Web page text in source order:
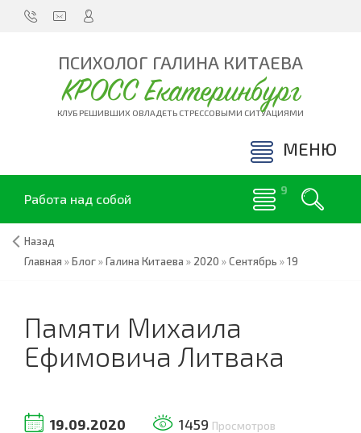
ПСИХОЛОГ ГАЛИНА КИТАЕВА
КРОСС Екатеринбург
КЛУБ РЕШИВШИХ ОВЛАДЕТЬ СТРЕССОВЫМИ СИТУАЦИЯМИ
МЕНЮ
Работа над собой
Назад
Главная »Блог»Галина Китаева » 2020 »Сентябрь »19
Памяти Михаила
Ефимовича Литвака
19.09.2020 1459 Просмотров